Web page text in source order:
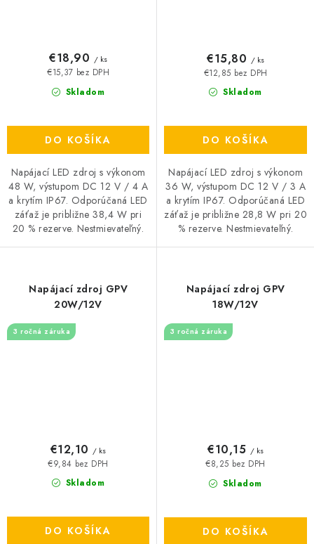
Skladom
€15,37 bez DPH
€18,90 / ks
DO KOŠÍKA
Napájací LED zdroj s výkonom
48 W, výstupom DC 12 V / 4 A
a krytím IP67. Odporúčaná LED
záťaž je približne 38,4 W pri
20 % rezerve. Nestmievateľný.
Skladom
€12,85 bez DPH
€15,80 / ks
DO KOŠÍKA
Napájací LED zdroj s výkonom
36 W, výstupom DC 12 V / 3 A
a krytím IP67. Odporúčaná LED
záťaž je približne 28,8 W pri 20
% rezerve. Nestmievateľný.
Napájací zdroj GPV
20W/12V
3 ročná záruka
Skladom
€9,84 bez DPH
€12,10 / ks
DO KOŠÍKA
Napájací zdroj GPV
18W/12V
3 ročná záruka
Skladom
€8,25 bez DPH
€10,15 / ks
DO KOŠÍKA